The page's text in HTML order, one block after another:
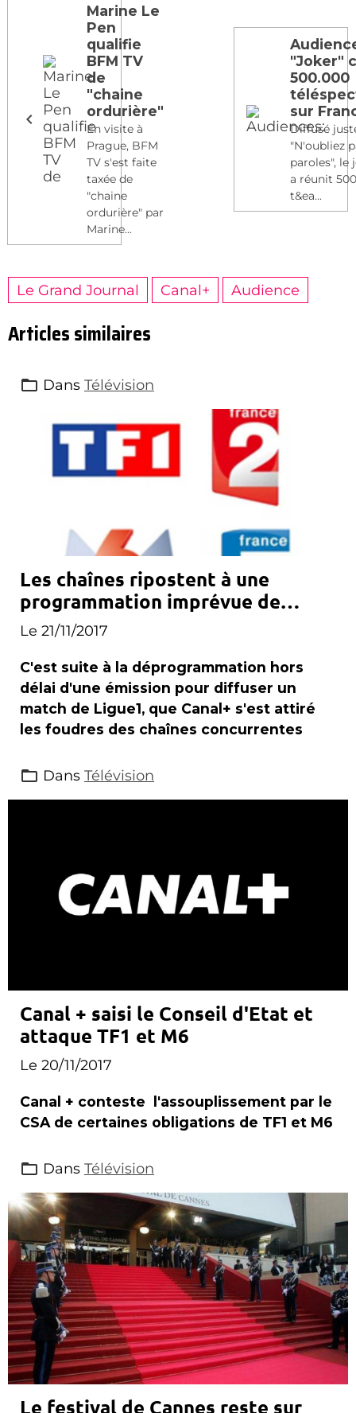
Marine Le
Pen
qualifie
BFM TV
de
"chaine
ordurière"
En visite à
Prague, BFM
TV s'est faite
taxée de
"chaine
ordurière" par
Marine...
"Joker"
500.000
sur
Diffusé
"N'oubliez
paroles", le
a réunit
t&ea...
Le Grand Journal Canal+ Audience
Articles similaires
Dans Télévision
Les chaînes ripostent à une
programmation imprévue de
Canal+
Le 21/11/2017
C'est suite à la déprogrammation hors
délai d'une émission pour diffuser un
match de Ligue1, que Canal+ s'est attiré
les foudres des chaînes concurrentes
Dans Télévision
Canal + saisi le Conseil d'Etat et
attaque TF1 et M6
Le 20/11/2017
Canal + conteste l'assouplissement par le
CSA de certaines obligations de TF1 et M6
Dans Télévision
Le festival de Cannes reste sur